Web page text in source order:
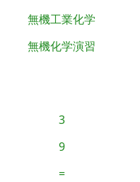
無機工業化学
無機化学演習
3
9
=